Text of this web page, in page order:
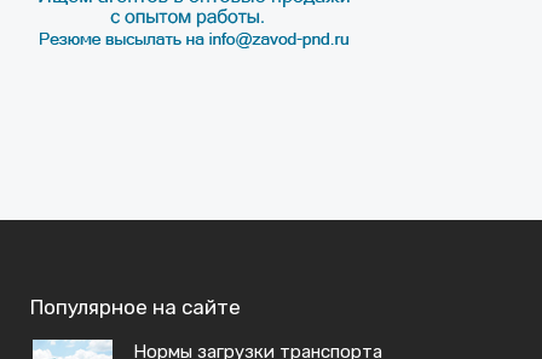
Популярное на сайте
Нормы загрузки транспорта